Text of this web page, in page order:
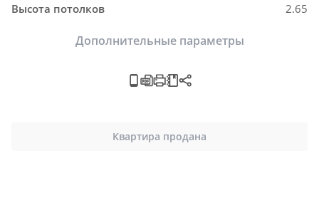
Высота потолков 2.65
Дополнительные параметры
Квартира продана